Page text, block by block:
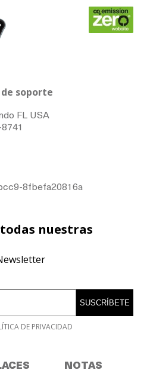
soporte
FL USA
8fbefa20816a
NOTAS
nuestras
SUSCRÍBETE
DE PRIVACIDAD